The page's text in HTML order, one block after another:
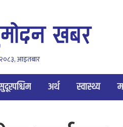
आइतबार
अर्थ स्वास्थ्य